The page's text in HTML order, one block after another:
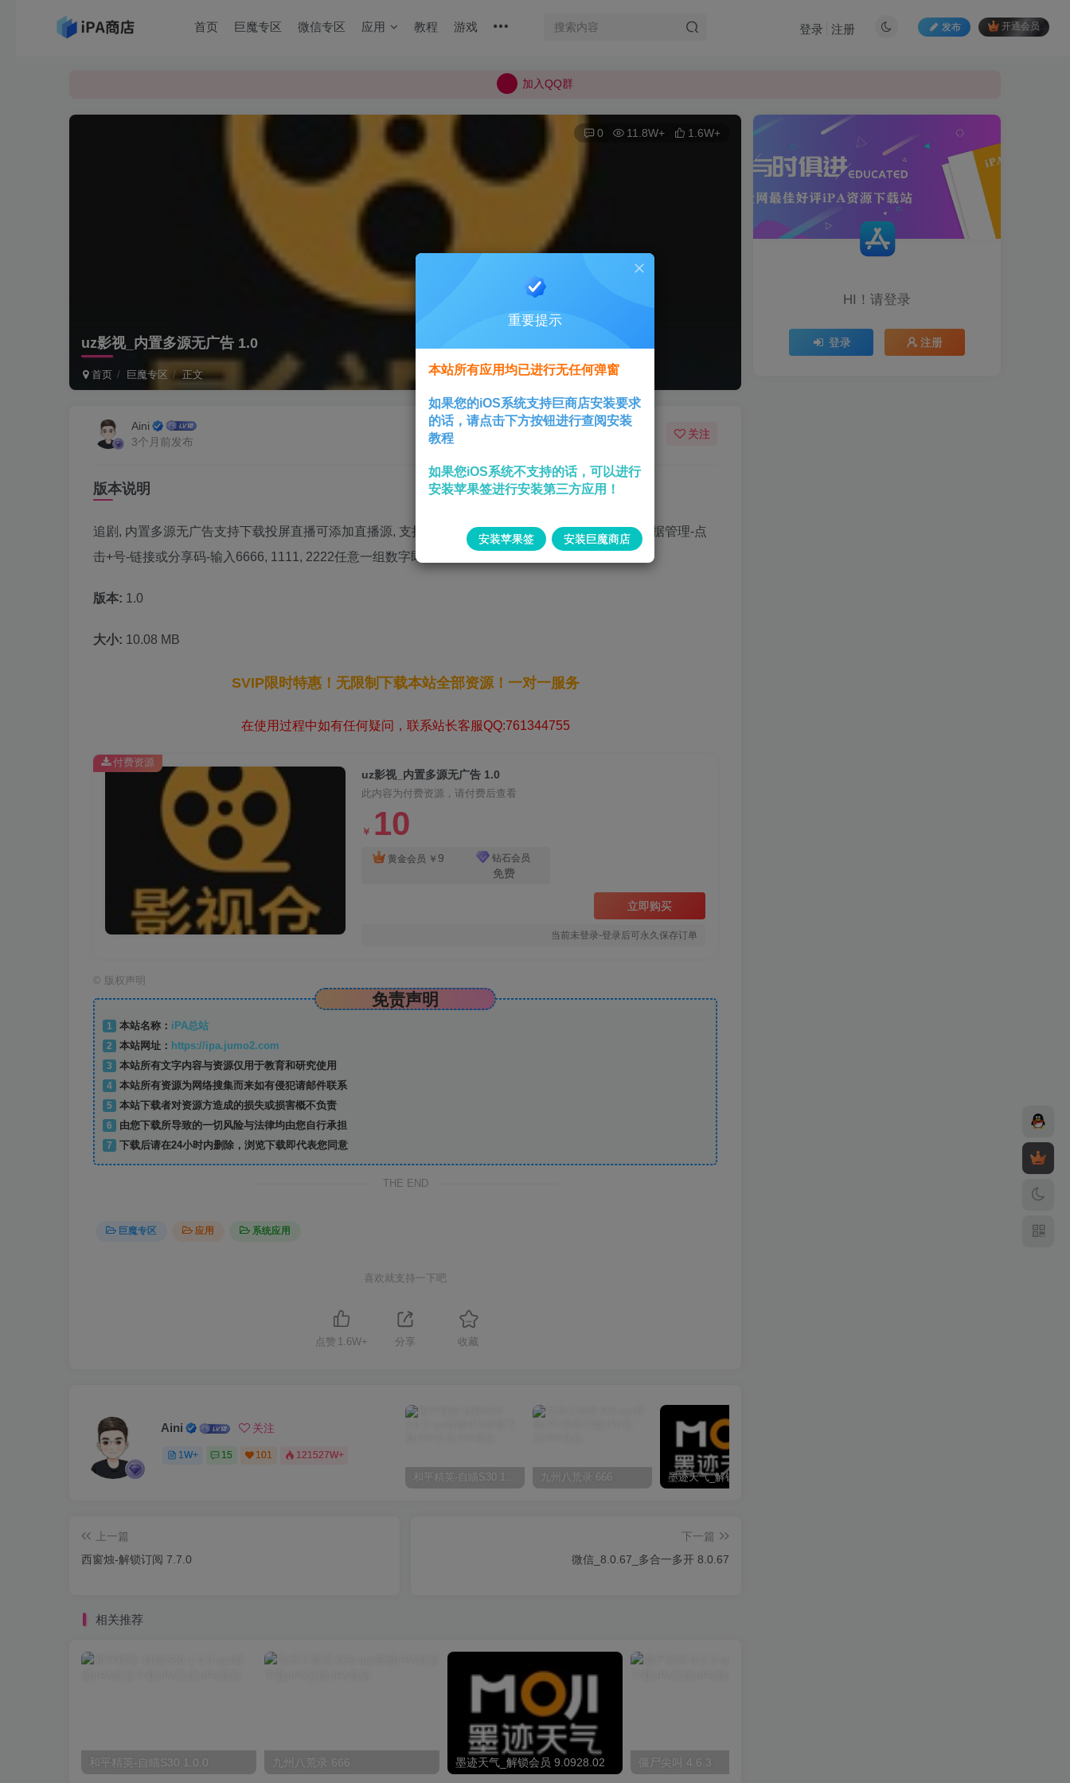
首页 巨魔专区 微信专区 应用 教程 游戏 发布 开通会员
登录 注册
所有上传的应用 均已通过 严格的安全检测
加入QQ群
uz影视_内置多源无广告 1.0
首页 巨魔专区 正文
0 11.8W+ 1.6W+
Aini
3个月前发布
关注
版本说明
追剧, 内置多源无广告支持下载投屏直播可添加直播源, 支持字幕长按 3 倍速, 多倍速可调点击设置-数据管理-点
击+号-链接或分享码-输入6666, 1111, 2222任意一组数字即可添加视频源,
版本: 1.0
大小: 10.08 MB
SVIP限时特惠！无限制下载本站全部资源！一对一服务
在使用过程中如有任何疑问，联系站长客服QQ:761344755
uz影视_内置多源无广告 1.0
此内容为付费资源，请付费后查看
￥ 10
黄金会员 ￥9 钻石会员
免费
立即购买
当前未登录-登录后可永久保存订单
付费资源
© 版权声明
免责声明
1 本站名称： iPA总站
2
本站网址： https://ipa.jumo2.com
3
本站所有文字内容与资源仅用于教育和研究使用
4
本站所有资源为网络搜集而来如有侵犯请邮件联系
5
本站下载者对资源方造成的损失或损害概不负责
6
由您下载所导致的一切风险与法律均由您自行承担
7
下载后请在24小时内删除，浏览下载即代表您同意
THE END
巨魔专区 应用 系统应用
喜欢就支持一下吧
点赞 1.6W+ 分享 收藏
Aini 关注
1W+ 15 101
121527W+
和平精英-自瞄S30 1.0.0
九州八荒录 666
上一篇
西窗烛-解锁订阅 7.7.0
下一篇
微信_8.0.67_多合一多开 8.0.67
相关推荐
和平精英-自瞄S30 1.0.0 九州八荒录 666 墨迹天气_解锁会员 9.0928.02 僵尸尖叫 4.6.3
HI！请登录
登录 注册
重要提示
本站所有应用均已进行无任何弹窗
如果您的iOS系统支持巨商店安装要求
的话，请点击下方按钮进行查阅安装
教程
如果您iOS系统不支持的话，可以进行
安装苹果签进行安装第三方应用！
安装苹果签 安装巨魔商店